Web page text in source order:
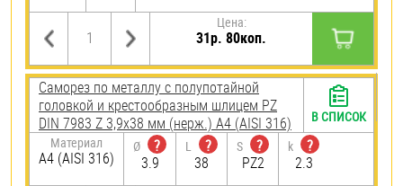
Цена:
31р. 80коп.
Саморез по металлу с полупотайной
головкой и крестообразным шлицем PZ
DIN 7983 Z 3,9х38 мм (нерж.) A4 (AISI 316)
Материал
A4 (AISI 316)
Ø
?
3.9
L
?
38
S
?
PZ2
k
?
2.3
В СПИСОК